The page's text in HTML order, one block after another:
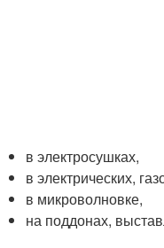
в электросушках,
в электрических,
в микроволновке,
на поддонах,